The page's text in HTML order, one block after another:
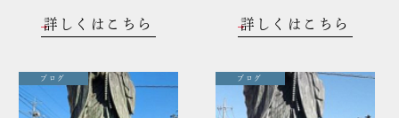
詳しくはこちら 詳しくはこちら
ブログ ブログ